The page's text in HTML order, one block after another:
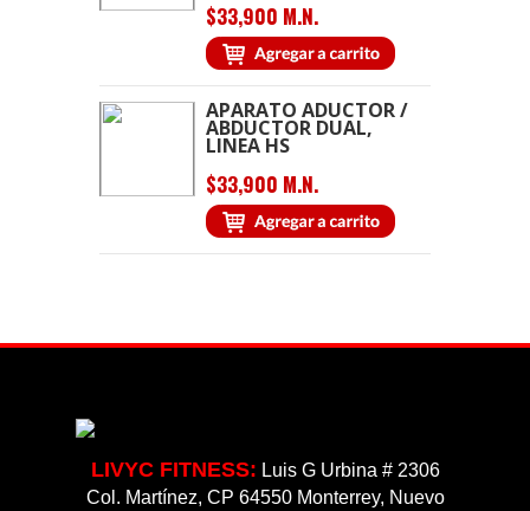
$33,900 M.N.
APARATO ADUCTOR /
ABDUCTOR DUAL,
LINEA HS
$33,900 M.N.
LIVYC FITNESS: Luis G Urbina # 2306
Col. Martínez, CP 64550 Monterrey, Nuevo